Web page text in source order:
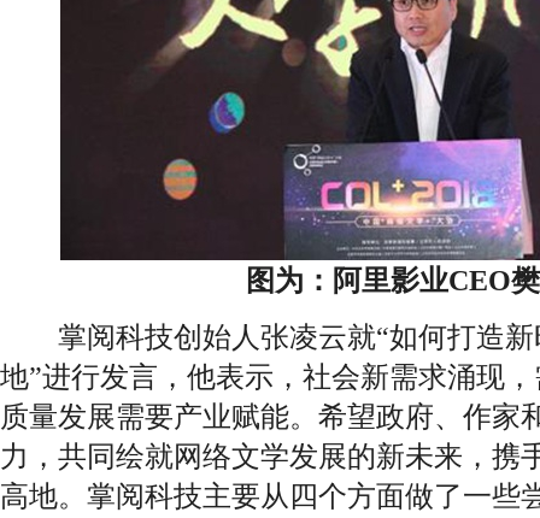
图为：阿里影业CEO
掌阅科技创始人张凌云就“如何打造新
地”进行发言，他表示，社会新需求涌现
质量发展需要产业赋能。希望政府、作家
力，共同绘就网络文学发展的新未来，携
高地。掌阅科技主要从四个方面做了一些